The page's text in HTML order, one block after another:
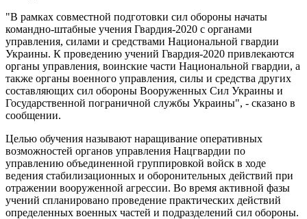
"В рамках совместной подготовки сил обороны начаты
командно-штабные учения Гвардия-2020 с органами
управления, силами и средствами Национальной гвардии
Украины. К проведению учений Гвардия-2020 привлекаются
органы управления, воинские части Национальной гвардии, а
также органы военного управления, силы и средства других
составляющих сил обороны Вооруженных Сил Украины и
Государственной пограничной службы Украины", - сказано в
сообщении.
Целью обучения называют наращивание оперативных
возможностей органов управления Нацгвардии по
управлению объединенной группировкой войск в ходе
ведения стабилизационных и оборонительных действий при
отражении вооруженной агрессии. Во время активной фазы
учений спланировано проведение практических действий
определенных военных частей и подразделений сил обороны.